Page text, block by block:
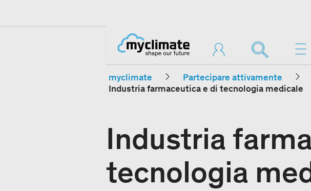
myclimate Partecipare attivamente
Industria farmaceutica e di tecnologia medicale
Industria
tecnologia